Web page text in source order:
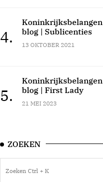
4.
Koninkrijksbelangen
blog | Sublicenties
13 OKTOBER 2021
5.
Koninkrijksbelangen
blog | First Lady
21 MEI 2023
ZOEKEN